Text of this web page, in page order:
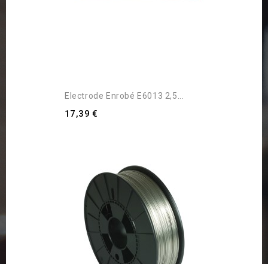
Electrode Enrobé E6013 2,5...
17,39 €